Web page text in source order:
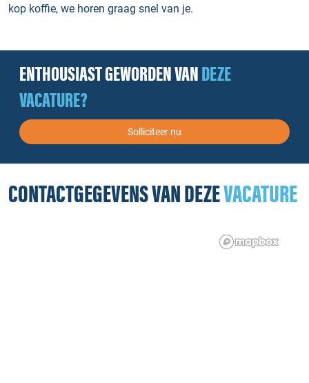
kop koffie, we horen graag snel van je.
ENTHOUSIAST GEWORDEN VANDEZE
VACATURE?
Solliciteer nu
CONTACTGEGEVENS VAN DEZEVACATURE